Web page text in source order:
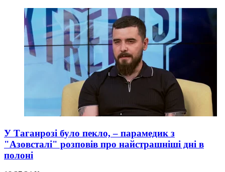
У Таганрозі було пекло, – парамедик з
"Азовсталі" розповів про найстрашніші дні в
полоні